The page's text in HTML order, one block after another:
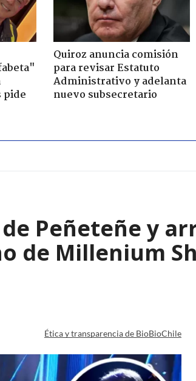
pide
Quiroz anuncia comisión
para revisar Estatuto
Administrativo y adelanta
nuevo subsecretario
Peñeteñe y
de Millenium
Ética y transparencia de BioBioChile